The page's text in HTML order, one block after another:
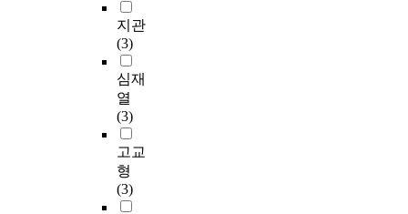
지관
(3)
심재
열
(3)
고교
형
(3)